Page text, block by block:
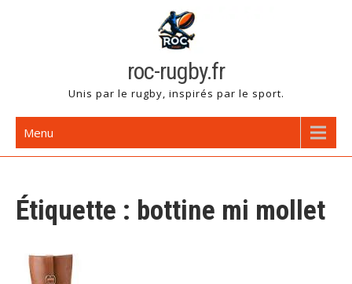
roc-rugby.fr
Unis par le rugby, inspirés par le sport.
Menu
Étiquette : bottine mi mollet